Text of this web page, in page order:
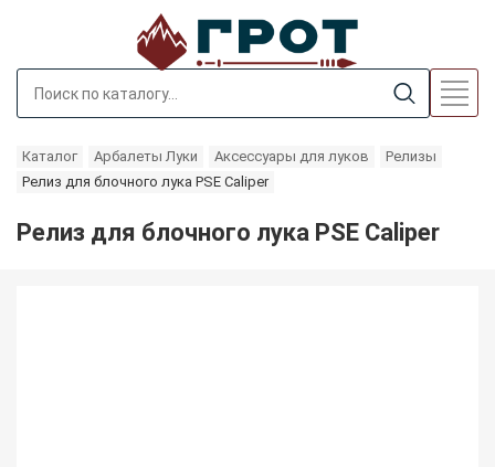
Каталог Арбалеты Луки Аксессуары для луков
Релизы
Релиз для блочного лука PSE Caliper
Релиз для блочного лука PSE Caliper